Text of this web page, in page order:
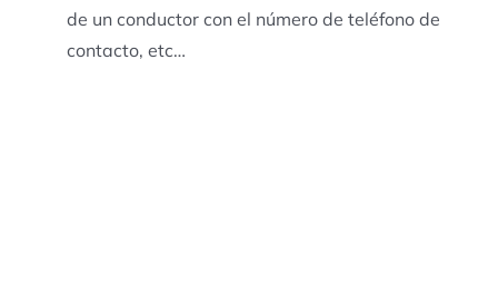
de un conductor con el número de teléfono de
contacto, etc…